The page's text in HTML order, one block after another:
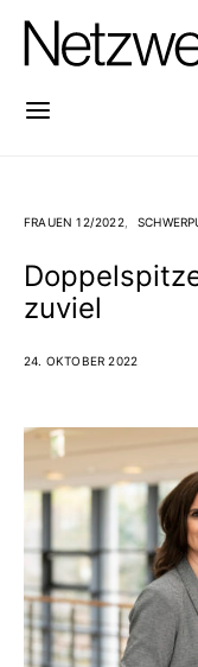
FRAUEN 12/2022
zuviel
24. OKTOBER 2022